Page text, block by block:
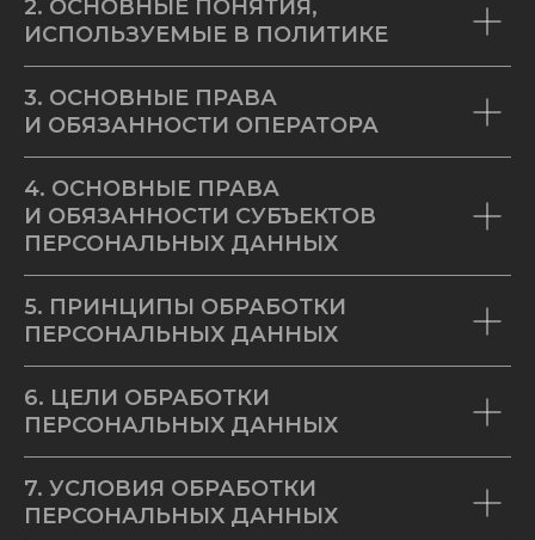
2. ОСНОВНЫЕ ПОНЯТИЯ,
ИСПОЛЬЗУЕМЫЕ В ПОЛИТИКЕ
3. ОСНОВНЫЕ ПРАВА
И ОБЯЗАННОСТИ ОПЕРАТОРА
4. ОСНОВНЫЕ ПРАВА
И ОБЯЗАННОСТИ СУБЪЕКТОВ
ПЕРСОНАЛЬНЫХ ДАННЫХ
5. ПРИНЦИПЫ ОБРАБОТКИ
ПЕРСОНАЛЬНЫХ ДАННЫХ
6. ЦЕЛИ ОБРАБОТКИ
ПЕРСОНАЛЬНЫХ ДАННЫХ
7. УСЛОВИЯ ОБРАБОТКИ
ПЕРСОНАЛЬНЫХ ДАННЫХ